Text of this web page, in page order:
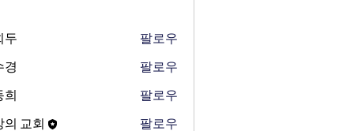
두
팔로우
경
팔로우
희
팔로우
의 교회
팔로우